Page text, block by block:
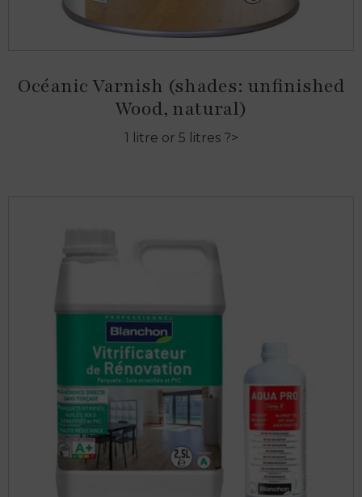
Océanic Varnish (shades: unfinished
Wood, natural)
1 litre or 5 litres ?>